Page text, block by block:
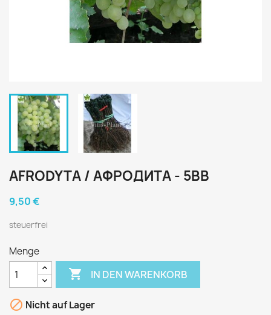
AFRODYTA / АФРОДИТА - 5BB
9,50 €
steuerfrei
Menge
 IN DEN WARENKORB
 Nicht auf Lager